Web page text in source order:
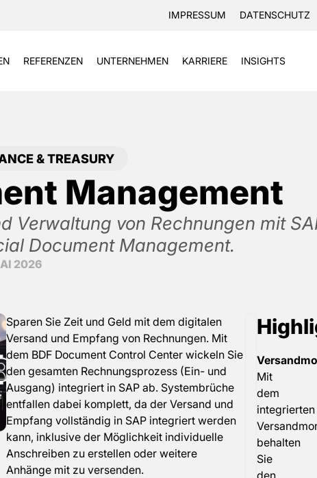
IMPRESSUM DATENSCHUTZ
REFERENZEN UNTERNEHMEN KARRIERE INSIGHTS
& TREASURY
Management
Verwaltung von Rechnungen mit
Document Management.
2026
Sparen Sie Zeit und Geld mit dem digitalen
Versand und Empfang von Rechnungen. Mit
dem BDF Document Control Center wickeln Sie
den gesamten Rechnungsprozess (Ein- und
Ausgang) integriert in SAP ab. Systembrüche
entfallen dabei komplett, da der Versand und
Empfang vollständig in SAP integriert werden
kann, inklusive der Möglichkeit individuelle
Anschreiben zu erstellen oder weitere
Anhänge mit zu versenden.
Leiter
Behalten
Sie
den
Überblick
Mit
dem
integrierten
behalten
Sie
den